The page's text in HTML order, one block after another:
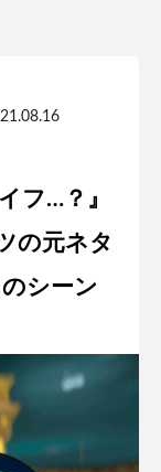
フ…？』
の元ネタ
シーン